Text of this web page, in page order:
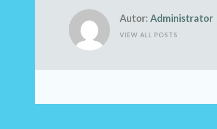
Autor: Administrator
VIEW ALL POSTS